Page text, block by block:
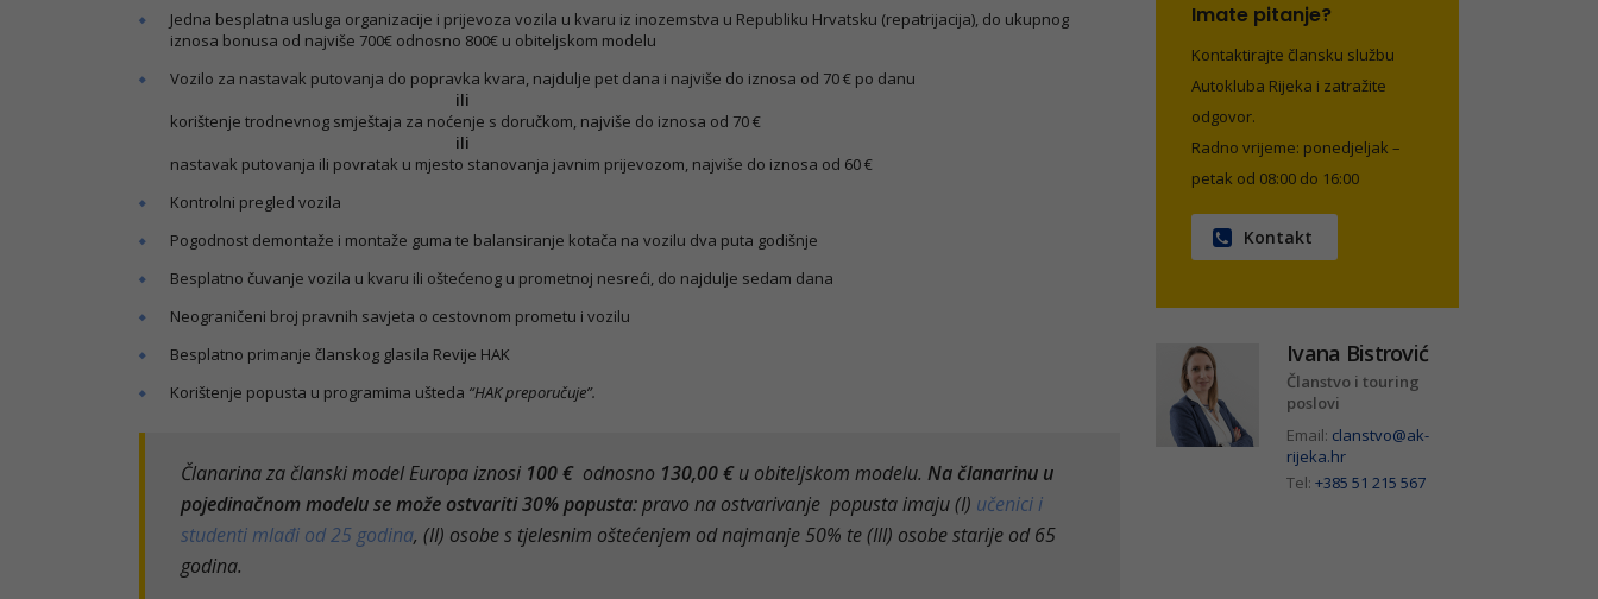
Jedna besplatna usluga organizacije i prijevoza vozila u kvaru iz inozemstva u Republiku Hrvatsku (repatrijacija), do ukupnog
iznosa bonusa od najviše 700€ odnosno 800€ u obiteljskom modelu
Vozilo za nastavak putovanja do popravka kvara, najdulje pet dana i najviše do iznosa od 70 € po danu
ili
korištenje trodnevnog smještaja za noćenje s doručkom, najviše do iznosa od 70 €
ili
nastavak putovanja ili povratak u mjesto stanovanja javnim prijevozom, najviše do iznosa od 60 €
Kontrolni pregled vozila
Pogodnost demontaže i montaže guma te balansiranje kotača na vozilu dva puta godišnje
Besplatno čuvanje vozila u kvaru ili oštećenog u prometnoj nesreći, do najdulje sedam dana
Neograničeni broj pravnih savjeta o cestovnom prometu i vozilu
Besplatno primanje članskog glasila Revije HAK
Korištenje popusta u programima ušteda “HAK preporučuje”.
Članarina za članski model Europa iznosi 100 € odnosno 130,00 € u obiteljskom modelu. Na članarinu u
pojedinačnom modelu se može ostvariti 30% popusta:pravo na ostvarivanje popusta imaju (I) učenici i
studenti mlađi od 25 godina, (II) osobe s tjelesnim oštećenjem od najmanje 50% te (III) osobe starije od 65
godina.
Imate pitanje?
Kontaktirajte člansku službu
Autokluba Rijeka i zatražite
odgovor.
Radno vrijeme: ponedjeljak –
petak od 08:00 do 16:00
Kontakt
Ivana Bistrović
Članstvo i touring
poslovi
Email: clanstvo@ak-
rijeka.hr
Tel: +385 51 215 567